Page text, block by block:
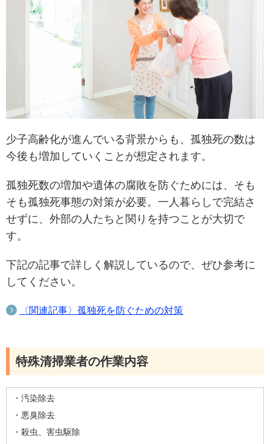
少子高齢化が進んでいる背景からも、孤独死の数は
今後も増加していくことが想定されます。
孤独死数の増加や遺体の腐敗を防ぐためには、そも
そも孤独死事態の対策が必要。一人暮らしで完結さ
せずに、外部の人たちと関りを持つことが大切で
す。
下記の記事で詳しく解説しているので、ぜひ参考に
してください。
〈関連記事〉孤独死を防ぐための対策
特殊清掃業者の作業内容
・汚染除去
・悪臭除去
・殺虫、害虫駆除